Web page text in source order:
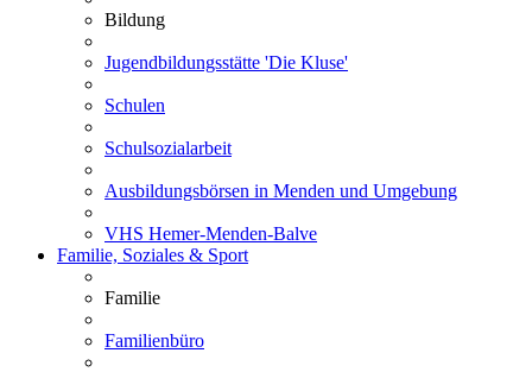
Bildung
Jugendbildungsstätte 'Die Kluse'
Schulen
Schulsozialarbeit
Ausbildungsbörsen in Menden und Umgebung
VHS Hemer-Menden-Balve
Familie, Soziales & Sport
Familie
Familienbüro